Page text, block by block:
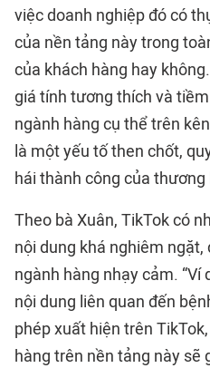
việc doanh nghiệp đó có
của nền tảng này trong
của khách hàng hay
giá tính tương thích và
ngành hàng cụ thể trên
là một yếu tố then chốt,
hái thành công của thương
Theo bà Xuân, TikTok có
nội dung khá nghiêm
ngành hàng nhạy cảm.
nội dung liên quan đến
phép xuất hiện trên
hàng trên nền tảng này sẽ